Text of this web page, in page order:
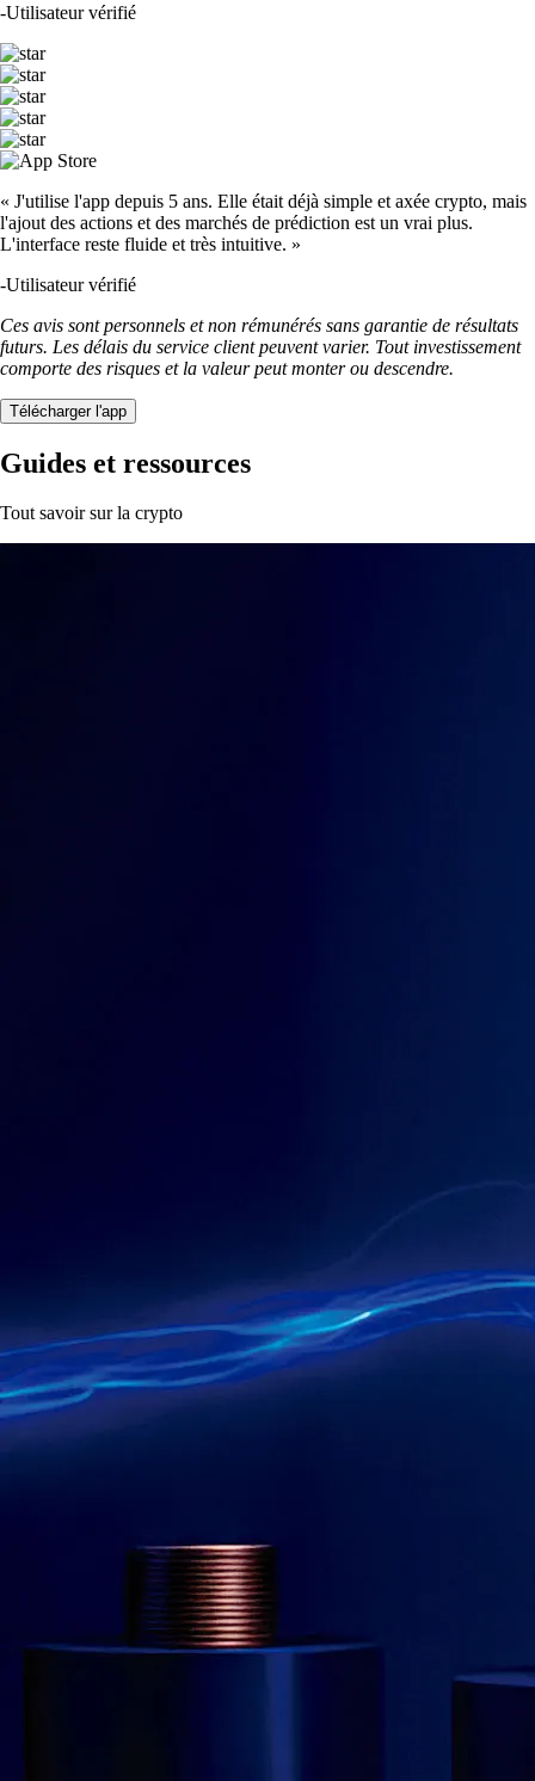
-Utilisateur vérifié
« J'utilise l'app depuis 5 ans. Elle était déjà simple et axée crypto, mais
l'ajout des actions et des marchés de prédiction est un vrai plus.
L'interface reste fluide et très intuitive. »
-Utilisateur vérifié
Ces avis sont personnels et non rémunérés sans garantie de résultats
futurs. Les délais du service client peuvent varier. Tout investissement
comporte des risques et la valeur peut monter ou descendre.
Télécharger l'app
Guides et ressources
Tout savoir sur la crypto